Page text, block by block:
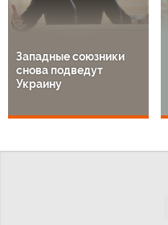
Западные союзники
снова подведут
Украину